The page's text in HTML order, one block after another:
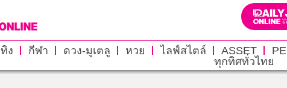
ง กีฬา ดวง-มูเตลู หวย ไลฟ์สไตล์ ASSET
ทุกทิศทั่วไทย